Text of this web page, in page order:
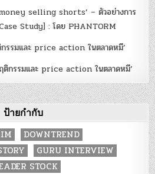
selling shorts’ – ตัวอย่างการ
Study] : โดย PHANTORM
รรมและ price action ในตลาดหมี’
ติกรรมและ price action ในตลาดหมี’
ป้ายกำกับ
DOWNTREND
GURU INTERVIEW
STOCK